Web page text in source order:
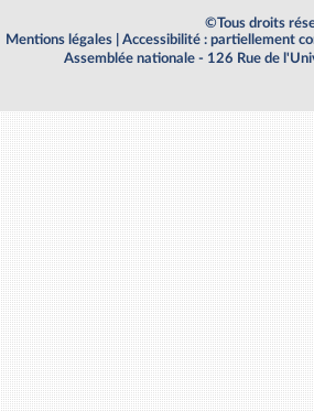
©Tous droits
Mentions légales
Accessibilité : partiellement
Assemblée nationale - 126 Rue de